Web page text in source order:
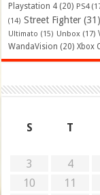
Playstation 4 (20) PS4
(14) Street Fighter (31)
Ultimato (15) Unbox (17)
WandaVision (20) Xbox
S
T
3
4
10
11